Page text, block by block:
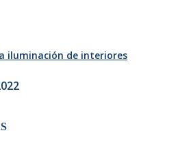
iluminación de interiores